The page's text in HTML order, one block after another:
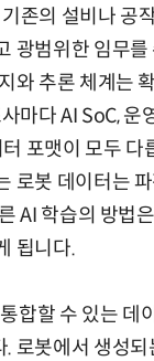
존의 설비나 공
광범위한 임무를
와 추론 체계는
마다 AI SoC, 운
포맷이 모두 다
로봇 데이터는
AI 학습의 방법
됩니다.
합할 수 있는 데
로봇에서 생성